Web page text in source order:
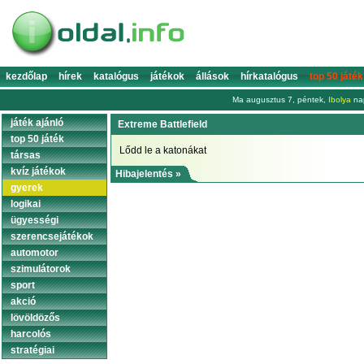
kezdőlap hírek katalógus játékok állások hírkatalógus top 50 játék
Ma augusztus 7, péntek, Ibolya
Extreme Battlefield
Lődd le a katonákat
Hibajelentés »
játék ajánló
top 50 játék
társas
kvíz játékok
gyerek
logikai
ügyességi
szerencsejátékok
automotor
szimulátorok
sport
akció
lövöldözős
harcolós
stratégiai